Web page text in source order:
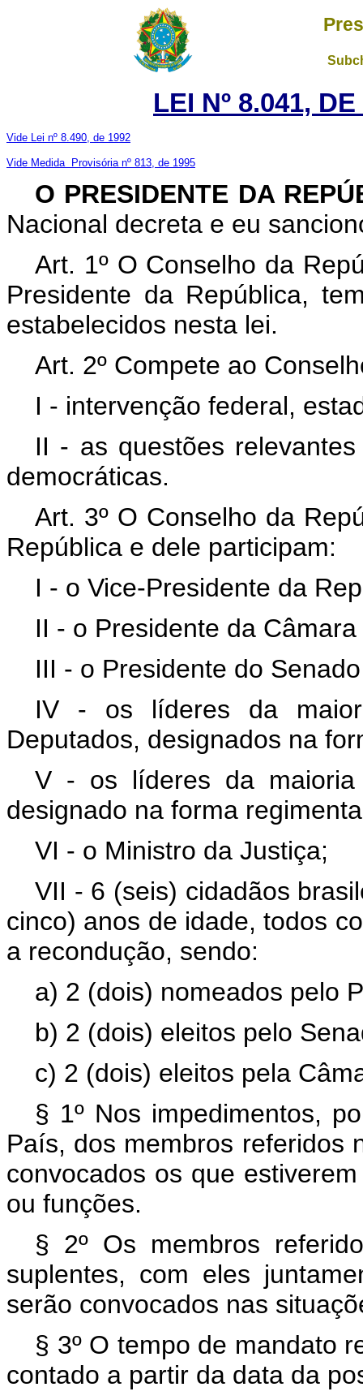
LEI Nº 8.041,
Vide Lei nº 8.490, de 1992
Vide Medida Provisória nº 813, de 1995
O PRESIDENTE DA
Nacional decreta e eu
Art. 1º O Conselho da
Presidente da República,
estabelecidos nesta lei.
Art. 2º Compete ao
I - intervenção federal,
II - as questões
democráticas.
Art. 3º O Conselho da
República e dele participam:
I - o Vice-Presidente da
II - o Presidente da
III - o Presidente do
IV - os líderes da
Deputados, designados na
V - os líderes da
designado na forma
VI - o Ministro da Justiça;
VII - 6 (seis) cidadãos
cinco) anos de idade, todos
a recondução, sendo:
a) 2 (dois) nomeados pelo
b) 2 (dois) eleitos pelo
c) 2 (dois) eleitos pela
§ 1º Nos impedimentos,
País, dos membros referidos
convocados os que
ou funções.
§ 2º Os membros
suplentes, com eles
serão convocados nas
§ 3º O tempo de mandato
contado a partir da data da